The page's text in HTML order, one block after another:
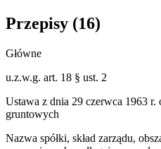
Przepisy (16)
Główne
u.z.w.g. art. 18 § ust. 2
Ustawa z dnia 29 czerwca 1963
gruntowych
Nazwa spółki, skład zarządu,